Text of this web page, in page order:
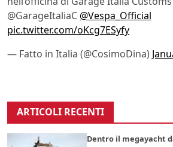
@GarageItaliaC @Vespa_Official
pic.twitter.com/oKcg7ESyfy
— Fatto in Italia (@CosimoDina)
ARTICOLI RECENTI
Dentro il megayacht